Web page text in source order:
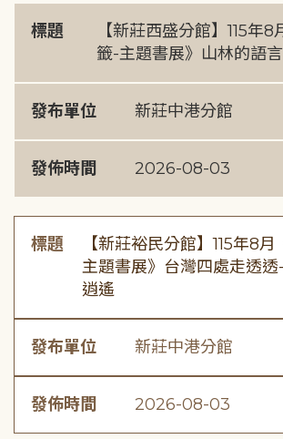
標題
【新莊西盛分館】115年
籤-主題書展》山林的語言
發布單位 新莊中港分館
發佈時間 2026-08-03
標題
【新莊裕民分館】115年8
主題書展》台灣四處走透
逍遙
發布單位 新莊中港分館
發佈時間 2026-08-03